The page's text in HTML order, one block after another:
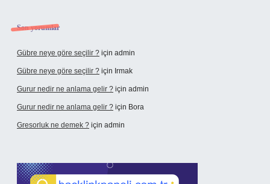
Son yorumlar
Gübre neye göre seçilir ? için admin
Gübre neye göre seçilir ? için Irmak
Gurur nedir ne anlama gelir ? için admin
Gurur nedir ne anlama gelir ? için Bora
Gresorluk ne demek ? için admin